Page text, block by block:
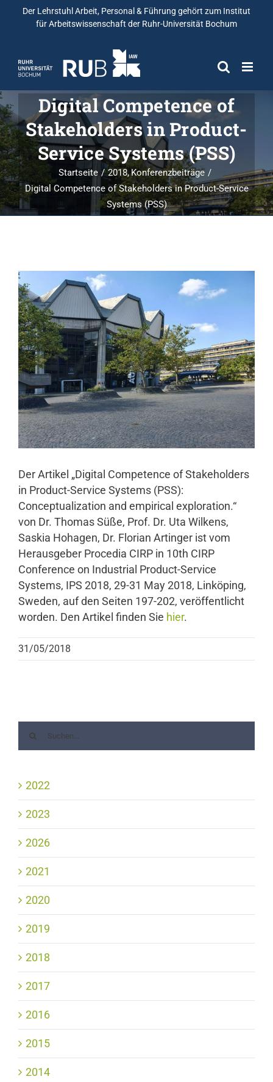
Der Lehrstuhl Arbeit, Personal & Führung gehört zum Institut
für Arbeitswissenschaft der Ruhr-Universität Bochum
Digital Competence of
Stakeholders in Product-
Service Systems (PSS)
Startseite 2018 Konferenzbeiträge
Digital Competence of Stakeholders in Product-Service
Systems (PSS)
Der Artikel „Digital Competence of Stakeholders
in Product-Service Systems (PSS):
Conceptualization and empirical exploration.“
von Dr. Thomas Süße, Prof. Dr. Uta Wilkens,
Saskia Hohagen, Dr. Florian Artinger ist vom
Herausgeber Procedia CIRP in 10th CIRP
Conference on Industrial Product-Service
Systems, IPS 2018, 29-31 May 2018, Linköping,
Sweden, auf den Seiten 197-202, veröffentlicht
worden. Den Artikel finden Sie hier.
31/05/2018
2022
2023
2026
2021
2020
2019
2018
2017
2016
2015
2014